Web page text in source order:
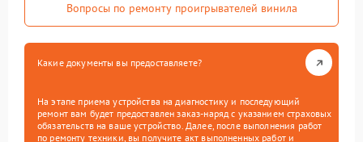
Вопросы по ремонту проигрывателей винила
Какие документы вы предоставляете?
На этапе приема устройства на диагностику и последующий
ремонт вам будет предоставлен заказ-наряд с указанием страховых
обязательств на ваше устройство. Далее, после выполнения работ
по ремонту техники, вы получите акт выполненных работ и